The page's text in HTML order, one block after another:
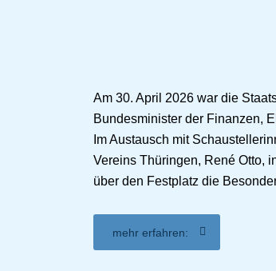
Am 30. April 2026 war die
Bundesminister der Finanzen,
Im Austausch mit
Vereins Thüringen, René Otto,
über den Festplatz die
mehr erfahren: